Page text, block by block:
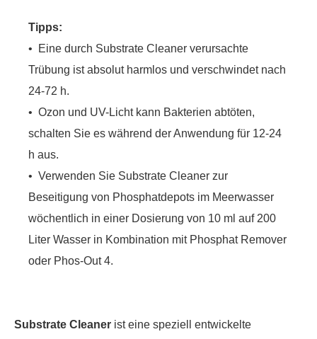
Tipps:
• Eine durch Substrate Cleaner verursachte
Trübung ist absolut harmlos und verschwindet nach
24-72 h.
• Ozon und UV-Licht kann Bakterien abtöten,
schalten Sie es während der Anwendung für 12-24
h aus.
• Verwenden Sie Substrate Cleaner zur
Beseitigung von Phosphatdepots im Meerwasser
wöchentlich in einer Dosierung von 10 ml auf 200
Liter Wasser in Kombination mit Phosphat Remover
oder Phos-Out 4.
Substrate Cleaner ist eine speziell entwickelte